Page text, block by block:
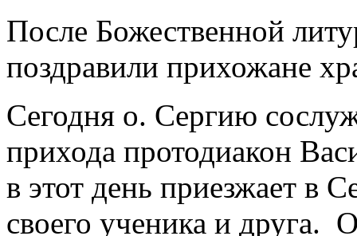
После Божественной
поздравили прихожане
Сегодня о. Сергию
прихода протодиакон
в этот день приезжает в
своего ученика и друга.